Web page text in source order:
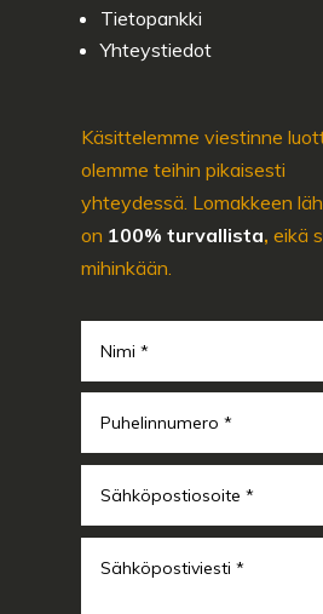
Tietopankki
Yhteystiedot
Käsittelemme viestinne
olemme teihin pikaisesti
yhteydessä. Lomakkeen
on 100% turvallista, eikä
mihinkään.